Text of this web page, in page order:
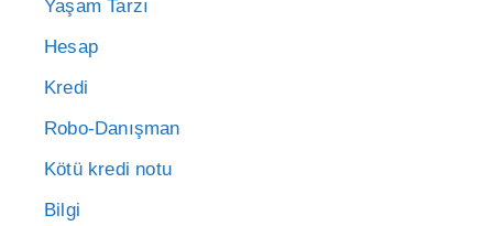
Yaşam Tarzı
Hesap
Kredi
Robo-Danışman
Kötü kredi notu
Bilgi